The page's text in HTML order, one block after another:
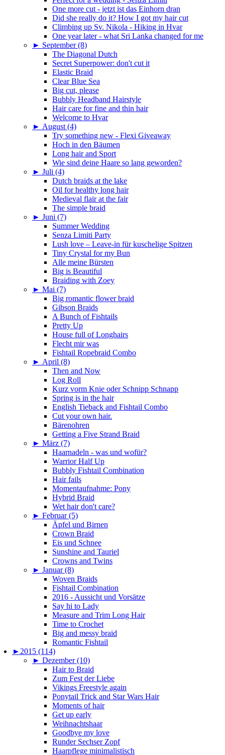
One more cut - jetzt ist das Einhorn dran
Did she really do it? How I got my hair cut
Climbing up Sv. Nikola - Hiking in Hvar
One year later - what Sri Lanka changed for me
► September (8)
The Diagonal Dutch
Secret Superpower: don't cut it
Elastic Braid
Clear Blue Sea
Big cut, please
Bubbly Headband Hairstyle
Hair care for fine and thin hair
Welcome to Hvar
► August (4)
Try something new - Flexi Giveaway
Hoch in den Bäumen
Long hair and Sport
Wie sind deine Haare so lang geworden?
► Juli (4)
Dutch braids at the lake
Oil for healthy long hair
Medieval flair at the fair
The simple braid
► Juni (7)
Summer Wedding
Senza Limiti Party
Lush love – Leave-in für kuschelige Spitzen
Tiny Crystal for my Bun
Alle meine Bürsten
Big is Beautiful
Braiding with Zoey
► Mai (7)
Big romantic flower braid
Gibson Braids
A Bunch of Fishtails
Pretty Up
House full of Longhairs
Flecht mir was
Fishtail Ropebraid Combo
► April (8)
Then and Now
Log Roll
Kurz vorm Knie oder Schnipp Schnapp
Spring is in the hair
English Tieback and Fishtail Combo
Cut your own hair.
Bärenohren
Getting a Five Strand Braid
► März (7)
Haarnadeln - was und wofür?
Warrior Half Up
Bubbly Fishtail Combination
Hair fails
Momentaufnahme: Pony
Hybrid Braid
Wet hair don't care?
► Februar (5)
Äpfel und Birnen
Crown Braid
Eis und Schnee
Sunshine and Tauriel
Crowns and Twins
► Januar (8)
Woven Braids
Fishtail Combination
2016 - Aussicht und Vorsätze
Say hi to Lady
Measure and Trim Long Hair
Time to Crochet
Big and messy braid
Romantic Fishtail
► 2015 (114)
► Dezember (10)
Hair to Braid
Zum Fest der Liebe
Vikings Freestyle again
Ponytail Trick and Star Wars Hair
Moments of hair
Get up early
Weihnachtshaar
Goodbye my love
Runder Sechser Zopf
Haarpflege minimalistisch